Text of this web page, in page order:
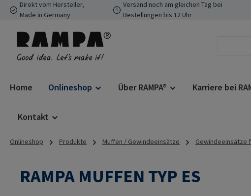
Hauptinhalt springen
Zur Suche springen
Zur Hauptnavigation springen
Direkt vom Hersteller,
Made in Germany
Versand noch am gleichen Tag bei
Bestellungen bis 12 Uhr
Home Onlineshop Über RAMPA® Karriere bei
Kontakt
Onlineshop Produkte Muffen / Gewindeeinsätze Gewindeeinsätze
RAMPA MUFFEN TYP ES